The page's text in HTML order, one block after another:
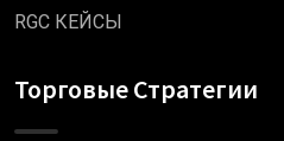
RGC КЕЙСЫ
Торговые Стратегии